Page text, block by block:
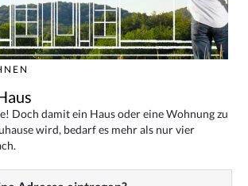
Doch damit ein Haus oder eine Wohnung zu
wird, bedarf es mehr als nur vier